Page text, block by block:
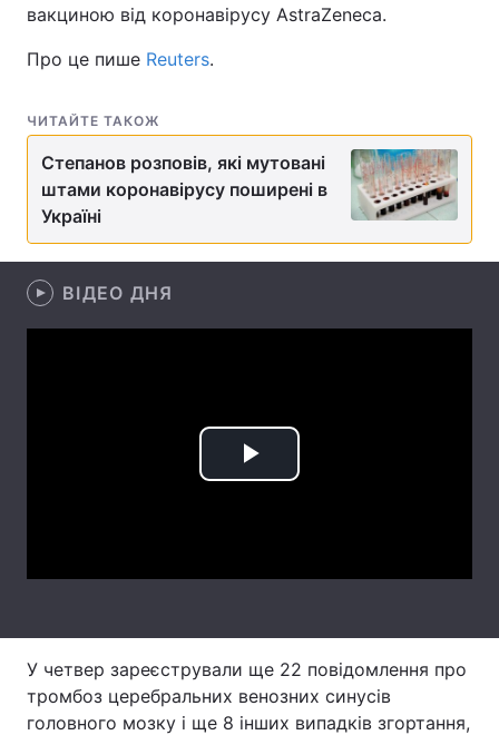
Україна Політика
Економіка
Спорт
Техно і зв'язок Лайт
Зброя
Здоров'я Туризм
Цікавинки
Статті
Послуги
вакциною від коронавірусу AstraZeneca.
Про це пише Reuters.
ЧИТАЙТЕ ТАКОЖ
Степанов розповів, які мутовані
штами коронавірусу поширені в
Україні
ВІДЕО ДНЯ
Play
У четвер зареєстрували ще 22 повідомлення про
тромбоз церебральних венозних синусів
головного мозку і ще 8 інших випадків згортання,